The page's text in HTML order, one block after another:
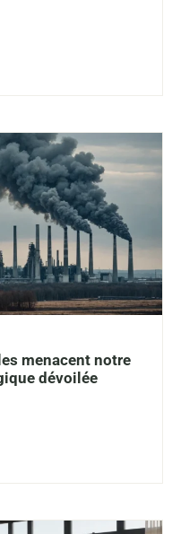
menacent notre
dévoilée